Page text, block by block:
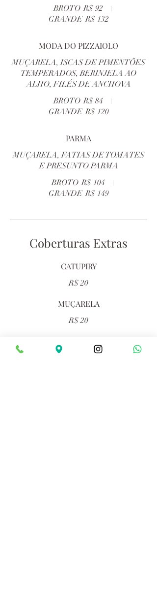
BROTO R$ 92
GRANDE R$ 132
MODA DO PIZZAIOLO
MUÇARELA, ISCAS DE PIMENTÕES
TEMPERADOS, BERINJELA AO
ALHO, FILÉS DE ANCHOVA
BROTO R$ 84
GRANDE R$ 120
PARMA
MUÇARELA, FATIAS DE TOMATES
E PRESUNTO PARMA
BROTO R$ 104
GRANDE R$ 149
Coberturas Extras
CATUPIRY
R$ 20
MUÇARELA
R$ 20